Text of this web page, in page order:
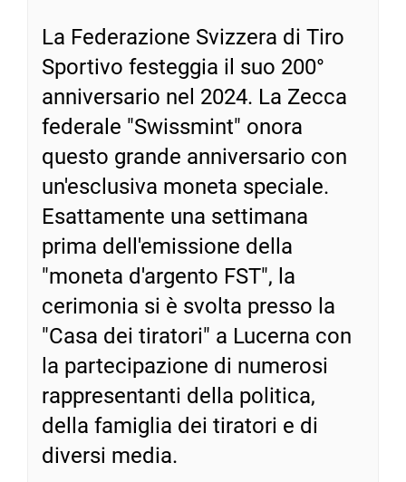
La Federazione Svizzera di Tiro
Sportivo festeggia il suo 200°
anniversario nel 2024. La Zecca
federale "Swissmint" onora
questo grande anniversario con
un'esclusiva moneta speciale.
Esattamente una settimana
prima dell'emissione della
"moneta d'argento FST", la
cerimonia si è svolta presso la
"Casa dei tiratori" a Lucerna con
la partecipazione di numerosi
rappresentanti della politica,
della famiglia dei tiratori e di
diversi media.